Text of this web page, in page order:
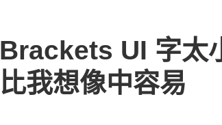
Brackets UI 字太
比我想像中容易